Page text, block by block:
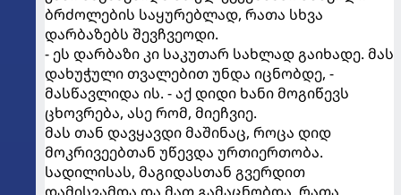
ბრძოლების საყურებლად, რათა სხვა
დარბაზებს შევჩვეოდი.
- ეს დარბაზი კი საკუთარ სახლად გაიხადე. მას
დახუჭული თვალებით უნდა იცნობდე, -
მასწავლიდა ის. - აქ დიდი ხანი მოგიწევს
ცხოვრება, ასე რომ, მიეჩვიე.
მას თან დავყავდი მაშინაც, როცა დიდ
მოკრივეებთან უწევდა ურთიერთობა.
სადილისას, მაგიდასთან გვერდით